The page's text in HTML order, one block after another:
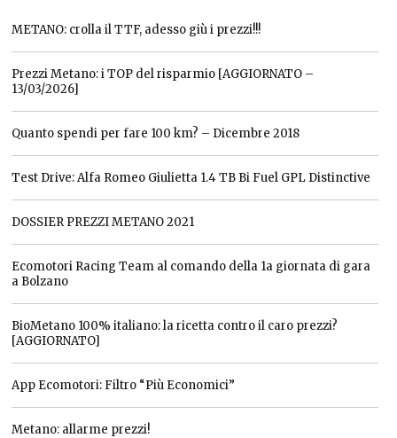
METANO: crolla il TTF, adesso giù i prezzi!!!
Prezzi Metano: i TOP del risparmio [AGGIORNATO –
13/03/2026]
Quanto spendi per fare 100 km? – Dicembre 2018
Test Drive: Alfa Romeo Giulietta 1.4 TB Bi Fuel GPL Distinctive
DOSSIER PREZZI METANO 2021
Ecomotori Racing Team al comando della 1a giornata di gara
a Bolzano
BioMetano 100% italiano: la ricetta contro il caro prezzi?
[AGGIORNATO]
App Ecomotori: Filtro “Più Economici”
Metano: allarme prezzi!